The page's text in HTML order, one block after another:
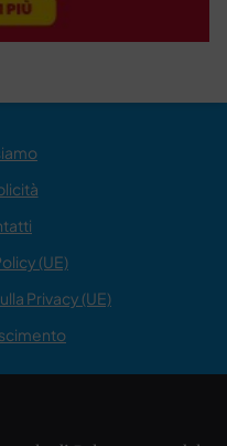
(UE)
Privacy (UE)